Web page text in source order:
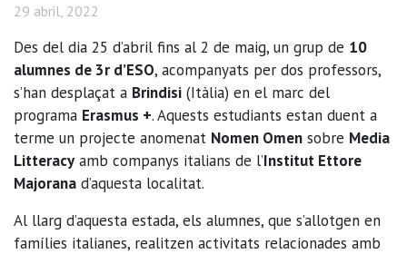
29 abril, 2022
Des del dia 25 d’abril fins al 2 de maig, un grup de 10
alumnes de 3r d’ESO, acompanyats per dos professors,
s’han desplaçat a Brindisi (Itàlia) en el marc del
programa Erasmus +. Aquests estudiants estan duent a
terme un projecte anomenat Nomen Omen sobre Media
Litteracy amb companys italians de l’Institut Ettore
Majorana d’aquesta localitat.
Al llarg d’aquesta estada, els alumnes, que s’allotgen en
famílies italianes, realitzen activitats relacionades amb